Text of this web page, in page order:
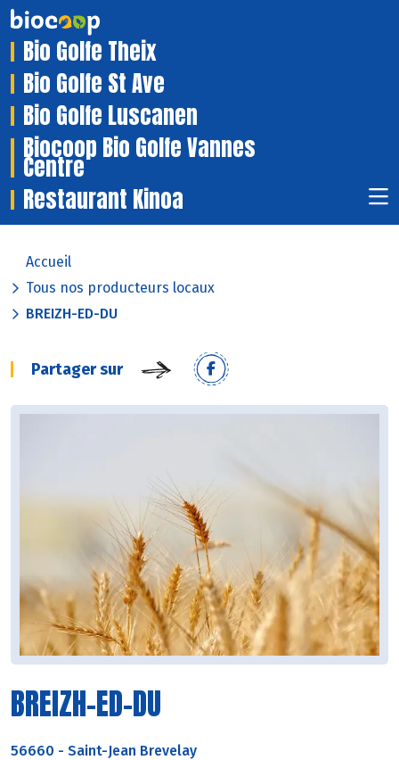
Bio Golfe Theix
Bio Golfe St Ave
Bio Golfe Luscanen
Biocoop Bio Golfe Vannes
Centre
Restaurant Kinoa
Accueil
Tous nos producteurs locaux
BREIZH-ED-DU
Partager sur
BREIZH-ED-DU
56660 - Saint-Jean Brevelay